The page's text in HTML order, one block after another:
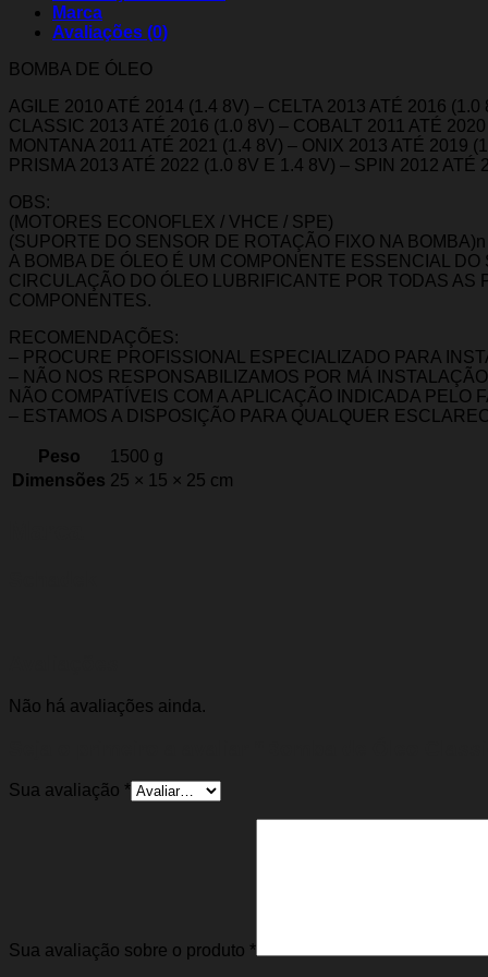
Marca
Avaliações (0)
BOMBA DE ÓLEO
AGILE 2010 ATÉ 2014 (1.4 8V) – CELTA 2013 ATÉ 2016 (1.0
CLASSIC 2013 ATÉ 2016 (1.0 8V) – COBALT 2011 ATÉ
MONTANA 2011 ATÉ 2021 (1.4 8V) – ONIX 2013 ATÉ 2019
PRISMA 2013 ATÉ 2022 (1.0 8V E 1.4 8V) – SPIN 2012 ATÉ
OBS:
(MOTORES ECONOFLEX / VHCE / SPE)
(SUPORTE DO SENSOR DE ROTAÇÃO FIXO NA BOMBA)n
A BOMBA DE ÓLEO É UM COMPONENTE ESSENCIAL
CIRCULAÇÃO DO ÓLEO LUBRIFICANTE POR TODAS AS
COMPONENTES.
RECOMENDAÇÕES:
– PROCURE PROFISSIONAL ESPECIALIZADO PARA
– NÃO NOS RESPONSABILIZAMOS POR MÁ
NÃO COMPATÍVEIS COM A APLICAÇÃO INDICADA PELO
– ESTAMOS A DISPOSIÇÃO PARA QUALQUER
Peso
1500 g
Dimensões 25 × 15 × 25 cm
Não há avaliações ainda.
Sua avaliação *
Sua avaliação sobre o produto *